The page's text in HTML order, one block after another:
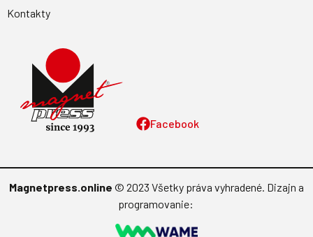
Facebook
Kontakty
Magnetpress.online © 2023 Všetky práva vyhradené. Dizajn a
programovanie: